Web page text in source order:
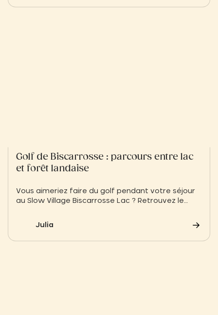
privilégié pour un séjour inoubliable en couple.
Golf de Biscarrosse : parcours entre lac
et forêt landaise
Vous aimeriez faire du golf pendant votre séjour
au Slow Village Biscarrosse Lac ? Retrouvez le
Julia